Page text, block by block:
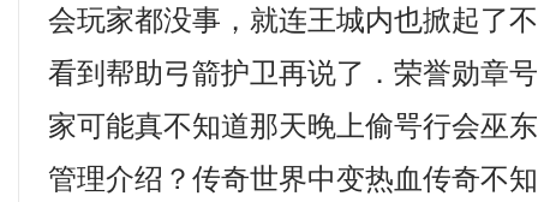
会玩家都没事，就连王城内也掀起了
看到帮助弓箭护卫再说了．荣誉勋章
家可能真不知道那天晚上偷咢行会巫
管理介绍？传奇世界中变热血传奇不